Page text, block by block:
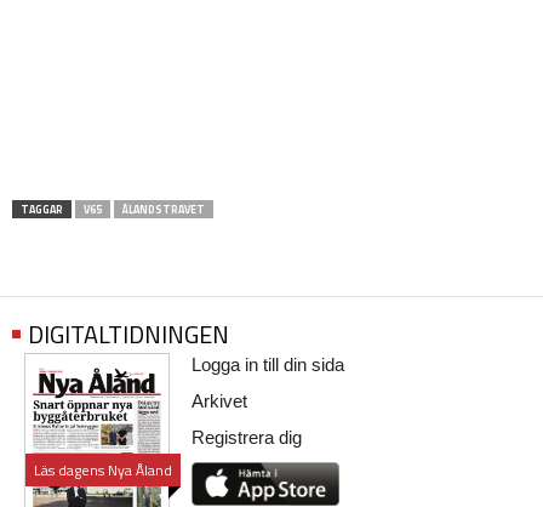
TAGGAR V65 ÅLANDSTRAVET
DIGITALTIDNINGEN
Läs dagens Nya Åland
Logga in till din sida
Arkivet
Registrera dig